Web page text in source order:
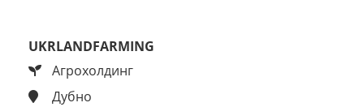
UKRLANDFARMING
Агрохолдинг
Дубно